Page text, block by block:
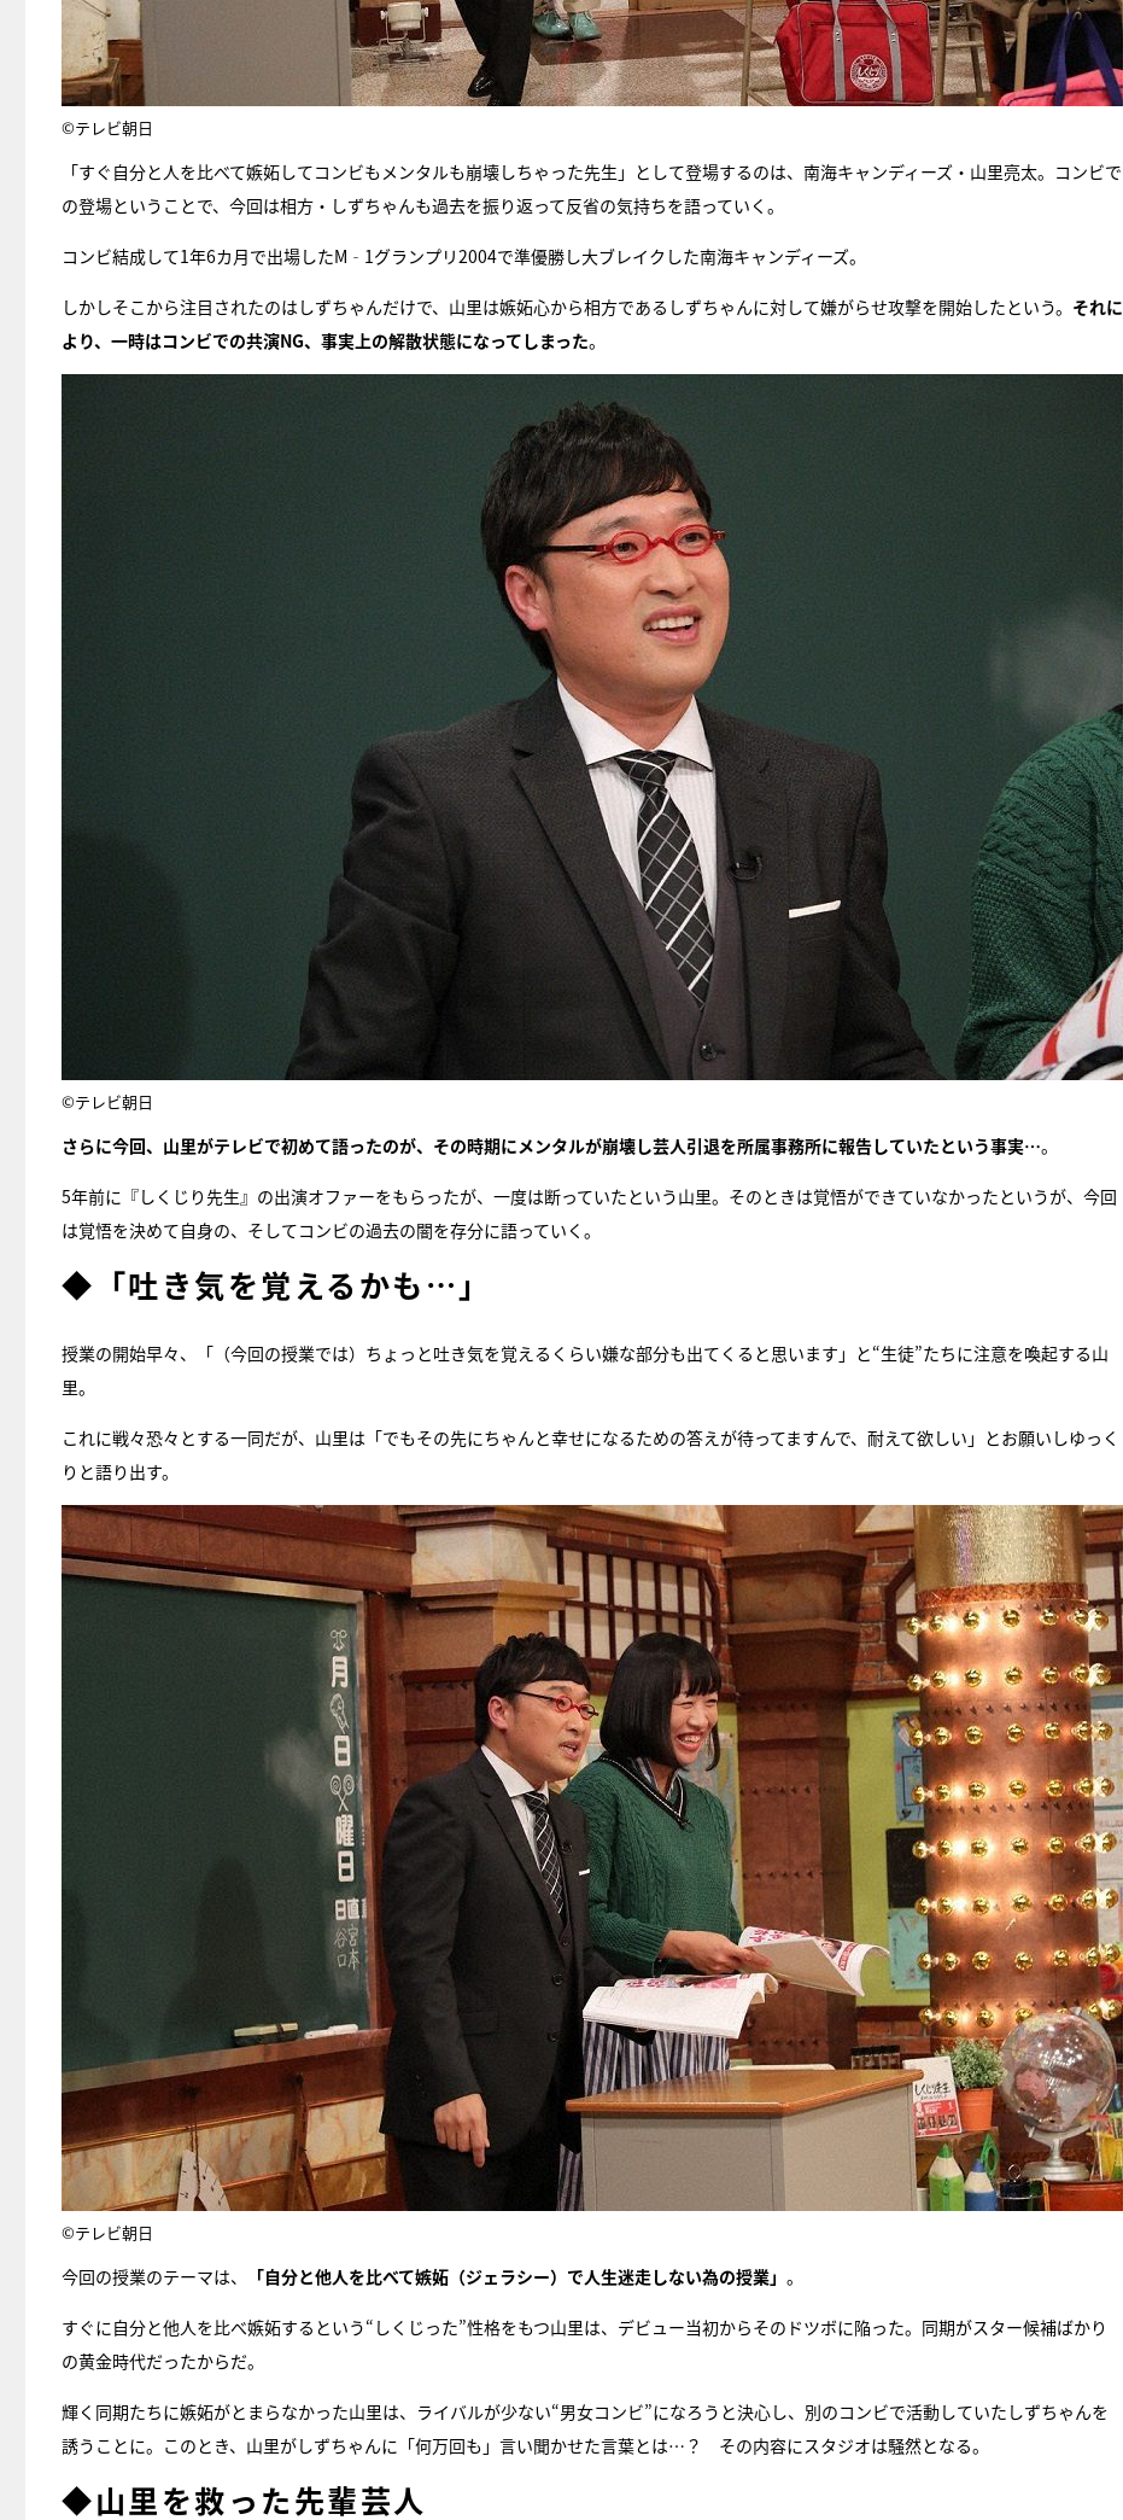
©テレビ朝日
「すぐ自分と人を比べて嫉妬してコンビもメンタルも崩壊しちゃった先生」として登場するのは、南海キャンディーズ・山里亮太。コンビで
の登場ということで、今回は相方・しずちゃんも過去を振り返って反省の気持ちを語っていく。
コンビ結成して1年6カ月で出場したM‐1グランプリ2004で準優勝し大ブレイクした南海キャンディーズ。
しかしそこから注目されたのはしずちゃんだけで、山里は嫉妬心から相方であるしずちゃんに対して嫌がらせ攻撃を開始したという。 それに
より、一時はコンビでの共演NG、事実上の解散状態になってしまった。
©テレビ朝日
さらに今回、山里がテレビで初めて語ったのが、その時期にメンタルが崩壊し芸人引退を所属事務所に報告していたという事実…。
5年前に『しくじり先生』の出演オファーをもらったが、一度は断っていたという山里。そのときは覚悟ができていなかったというが、今回
は覚悟を決めて自身の、そしてコンビの過去の闇を存分に語っていく。
◆「吐き気を覚えるかも…」
授業の開始早々、「（今回の授業では）ちょっと吐き気を覚えるくらい嫌な部分も出てくると思います」と“生徒”たちに注意を喚起する山
里。
これに戦々恐々とする一同だが、山里は「でもその先にちゃんと幸せになるための答えが待ってますんで、耐えて欲しい」とお願いしゆっく
りと語り出す。
©テレビ朝日
今回の授業のテーマは、 「自分と他人を比べて嫉妬（ジェラシー）で人生迷走しない為の授業」 。
すぐに自分と他人を比べ嫉妬するという“しくじった”性格をもつ山里は、デビュー当初からそのドツボに陥った。同期がスター候補ばかり
の黄金時代だったからだ。
輝く同期たちに嫉妬がとまらなかった山里は、ライバルが少ない“男女コンビ”になろうと決心し、別のコンビで活動していたしずちゃんを
誘うことに。このとき、山里がしずちゃんに「何万回も」言い聞かせた言葉とは…？ その内容にスタジオは騒然となる。
◆山里を救った先輩芸人